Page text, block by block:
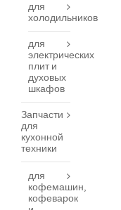
для
холодильников
для
электрических
плит и
духовых
шкафов
Запчасти
для
кухонной
техники
для
кофемашин,
кофеварок